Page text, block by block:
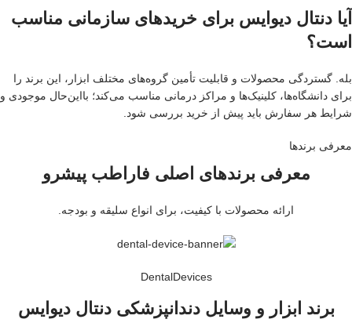
آیا دنتال دیوایس برای خریدهای سازمانی مناسب
است؟
بله. گستردگی محصولات و قابلیت تأمین گروه‌های مختلف ابزار، این برند را
برای دانشگاه‌ها، کلینیک‌ها و مراکز درمانی مناسب می‌کند؛ بااین‌حال موجودی و
شرایط هر سفارش باید پیش از خرید بررسی شود.
معرفی برند‌ها
معرفی برندهای اصلی فاراطب پیشرو
ارائه محصولات با کیفیت، برای انواع سلیقه و بودجه.
DentalDevices
برند ابزار و وسایل دندانپزشکی دنتال دیوایس